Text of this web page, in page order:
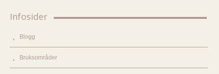
Infosider
Blogg
Bruksområder